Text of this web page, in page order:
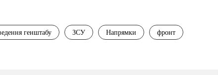
генштабу ЗСУ Напрямки фронт